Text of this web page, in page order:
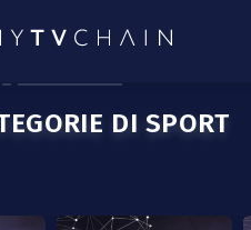
DI SPORT